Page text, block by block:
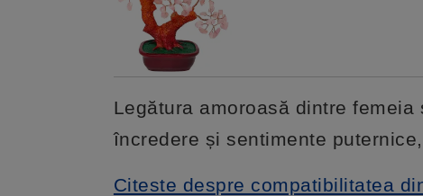
Legătura amoroasă dintre
încredere și sentimente
Citeste despre compatibilitatea